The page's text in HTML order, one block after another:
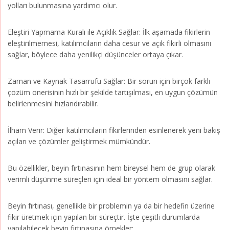
yolları bulunmasına yardımcı olur.
Eleştiri Yapmama Kuralı ile Açıklık Sağlar: İlk aşamada fikirlerin
eleştirilmemesi, katılımcıların daha cesur ve açık fikirli olmasını
sağlar, böylece daha yenilikçi düşünceler ortaya çıkar.
Zaman ve Kaynak Tasarrufu Sağlar: Bir sorun için birçok farklı
çözüm önerisinin hızlı bir şekilde tartışılması, en uygun çözümün
belirlenmesini hızlandırabilir.
İlham Verir: Diğer katılımcıların fikirlerinden esinlenerek yeni bakış
açıları ve çözümler geliştirmek mümkündür.
Bu özellikler, beyin fırtınasının hem bireysel hem de grup olarak
verimli düşünme süreçleri için ideal bir yöntem olmasını sağlar.
Beyin fırtınası, genellikle bir problemin ya da bir hedefin üzerine
fikir üretmek için yapılan bir süreçtir. İşte çeşitli durumlarda